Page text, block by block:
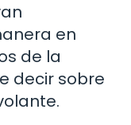
en
de la
decir sobre